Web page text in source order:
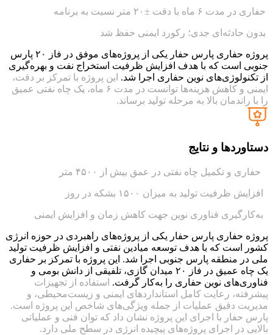
حفاری در مدت ۶ ماه با دقت ±۲۰ متر نسبت به برنامه
بدون حادثه‌ای جدی؛ رکورد ایمنی حفظ شد
پروژه حفاری پارس حفار یکی از پروژه‌های موفق در فاز ۲۰ پارس
جنوبی است که با هدف افزایش ظرفیت استخراج نفت و بهره‌گیری
از تکنولوژی‌های نوین حفاری اجرا شد. این پروژه با تمرکز بر دقت،
ایمنی و کاهش هزینه‌ها توانست در مدت ۶ ماه، یک چاه نفتی عمیق
را با راندمان بالا به مرحله تولید برساند.
دستاوردها و نتایج
حفاری و تکمیل چاه نفتی در عمق بیش از ۴۵۰۰ متر
افزایش ظرفیت تولید به میزان ۱۵۰۰ بشکه در روز
به‌کارگیری فناوری نوین جهت کاهش زمان و افزایش ایمنی
پروژه حفاری پارس حفار یکی از پروژه‌های راهبردی در حوزه انرژی
کشور است که با هدف توسعه میادین نفتی و افزایش ظرفیت تولید
ملی در منطقه پارس جنوبی اجرا شد. این پروژه با تمرکز بر حفاری
یک چاه عمیق در فاز ۲۰ میدان گازی، تلفیقی از دانش بومی و
فناوری‌های نوین حفاری را به‌کار گرفت. استفاده از تجهیزات
پیشرفته، رعایت کامل استانداردهای ایمنی و زیست‌محیطی، و
مدیریت دقیق عملیات از جمله ویژگی‌های شاخص این پروژه است.
پارس حفار با اجرای این پروژه نشان داد که توان فنی و عملیاتی
بالایی در اجرای پروژه‌های پیچیده انرژی در سطح ملی دارد.